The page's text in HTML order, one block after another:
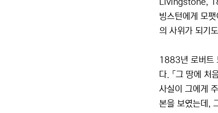
Livingstone,
빙스턴에게 모
의 사위가 되기
1883년 로버트
다. 「그 땅에 처
사실이 그에게
본을 보였는데,